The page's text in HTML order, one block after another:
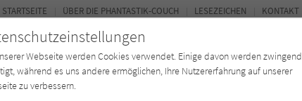
STARTSEITE ÜBER DIE PHANTASTIK-COUCH LESEZEICHEN KONTAKT
Webseite werden Cookies verwendet. Einige davon werden zwingend
während es uns andere ermöglichen, Ihre Nutzererfahrung auf unserer
zu verbessern.